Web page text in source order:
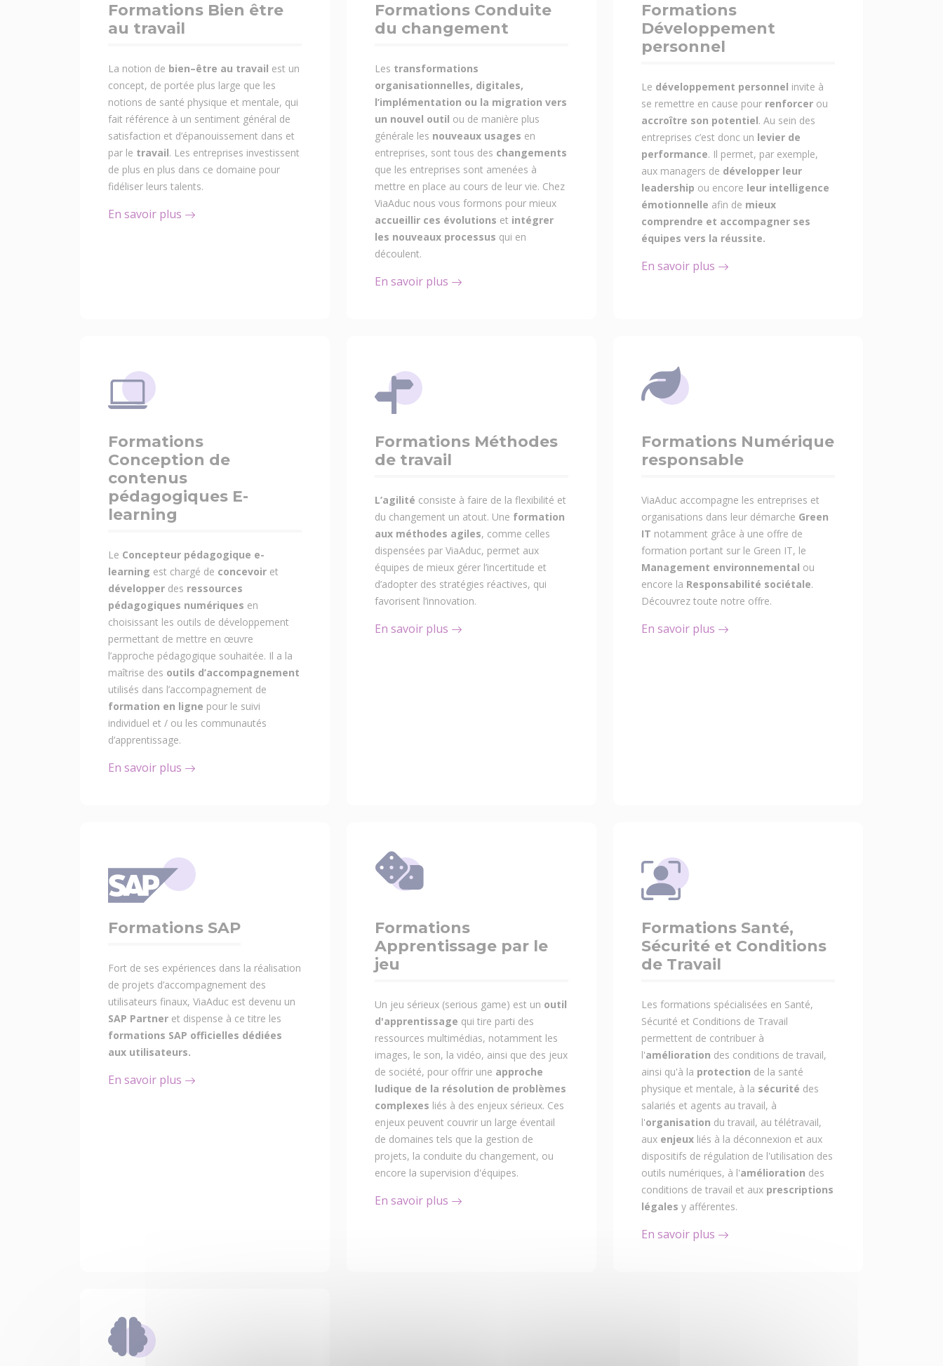
Formations Bien être
au travail
La notion de bien–être au travail est un
concept, de portée plus large que les
notions de santé physique et mentale, qui
fait référence à un sentiment général de
satisfaction et d’épanouissement dans et
par le travail. Les entreprises investissent
de plus en plus dans ce domaine pour
fidéliser leurs talents.
En savoir plus
Formations Conduite
du changement
Les transformations
organisationnelles, digitales,
l’implémentation ou la migration vers
un nouvel outil ou de manière plus
générale les nouveaux usages en
entreprises, sont tous des changements
que les entreprises sont amenées à
mettre en place au cours de leur vie. Chez
ViaAduc nous vous formons pour mieux
accueillir ces évolutions et intégrer
les nouveaux processus qui en
découlent.
En savoir plus
Formations
Développement
personnel
Le développement personnel invite à
se remettre en cause pour renforcer ou
accroître son potentiel. Au sein des
entreprises c’est donc un levier de
performance. Il permet, par exemple,
aux managers de développer leur
leadership ou encore leur intelligence
émotionnelle afin de mieux
comprendre et accompagner ses
équipes vers la réussite.
En savoir plus
Formations
Conception de
contenus
pédagogiques E-
learning
Le Concepteur pédagogique e-
learning est chargé de concevoir et
développer des ressources
pédagogiques numériques en
choisissant les outils de développement
permettant de mettre en œuvre
l’approche pédagogique souhaitée. Il a la
maîtrise des outils d’accompagnement
utilisés dans l’accompagnement de
formation en ligne pour le suivi
individuel et / ou les communautés
d’apprentissage.
En savoir plus
Formations Méthodes
de travail
L’agilité consiste à faire de la flexibilité et
du changement un atout. Une formation
aux méthodes agiles, comme celles
dispensées par ViaAduc, permet aux
équipes de mieux gérer l’incertitude et
d’adopter des stratégies réactives, qui
favorisent l’innovation.
En savoir plus
Formations Numérique
responsable
ViaAduc accompagne les entreprises et
organisations dans leur démarche Green
IT notamment grâce à une offre de
formation portant sur le Green IT, le
Management environnemental ou
encore la Responsabilité sociétale.
Découvrez toute notre offre.
En savoir plus
Formations SAP
Fort de ses expériences dans la réalisation
de projets d’accompagnement des
utilisateurs finaux, ViaAduc est devenu un
SAP Partner et dispense à ce titre les
formations SAP officielles dédiées
aux utilisateurs.
En savoir plus
Formations
Apprentissage par le
jeu
Un jeu sérieux (serious game) est un outil
d'apprentissage qui tire parti des
ressources multimédias, notamment les
images, le son, la vidéo, ainsi que des jeux
de société, pour offrir une approche
ludique de la résolution de problèmes
complexes liés à des enjeux sérieux. Ces
enjeux peuvent couvrir un large éventail
de domaines tels que la gestion de
projets, la conduite du changement, ou
encore la supervision d'équipes.
En savoir plus
Formations Santé,
Sécurité et Conditions
de Travail
Les formations spécialisées en Santé,
Sécurité et Conditions de Travail
permettent de contribuer à
l'amélioration des conditions de travail,
ainsi qu'à la protection de la santé
physique et mentale, à la sécurité des
salariés et agents au travail, à
l'organisation du travail, au télétravail,
aux enjeux liés à la déconnexion et aux
dispositifs de régulation de l'utilisation des
outils numériques, à l'amélioration des
conditions de travail et aux prescriptions
légales y afférentes.
En savoir plus